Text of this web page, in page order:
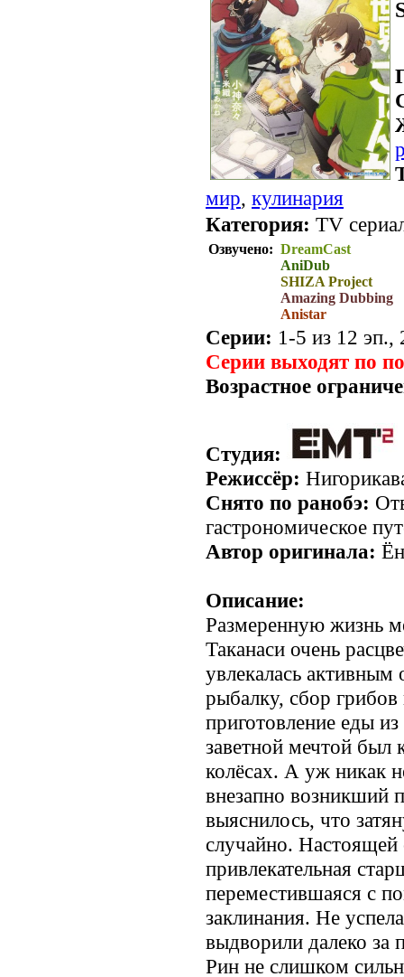
мир, кулинария
Категория: TV
Озвучено: DreamCast
AniDub
SHIZA Project
Amazing Dubbing
Anistar
Серии: 1-5 из 12 эп.,
Серии выходят по
Возрастное
Студия:
Режиссёр:
Снято по ранобэ:
гастрономическое
Автор оригинала:
Описание:
Размеренную жизнь
Таканаси очень
увлекалась
рыбалку, сбор
приготовление еды
заветной мечтой
колёсах. А уж никак
внезапно возникший
выяснилось, что
случайно. Настоящей
привлекательная
переместившаяся с
заклинания. Не
выдворили далеко за
Рин не слишком